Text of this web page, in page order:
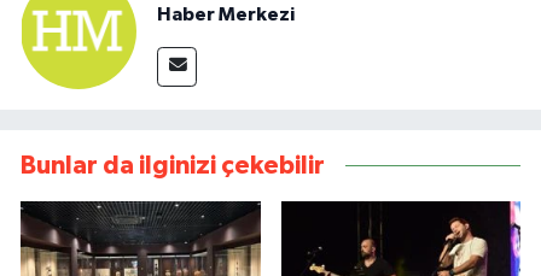
Haber Merkezi
Bunlar da ilginizi çekebilir